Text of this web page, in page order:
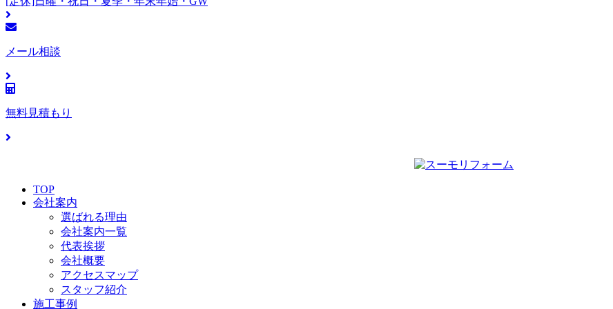
メール相談
無料見積もり
TOP
会社案内
選ばれる理由
会社案内一覧
代表挨拶
会社概要
アクセスマップ
スタッフ紹介
施工事例